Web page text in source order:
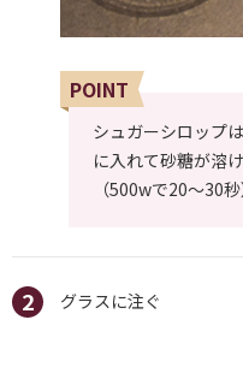
POINT
シュガーシロップ
に入れて砂糖が溶
（500wで20～30秒
グラスに注ぐ